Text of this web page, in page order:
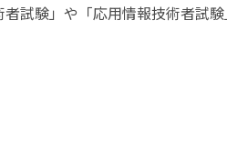
試験」や「応用情報技術者試験